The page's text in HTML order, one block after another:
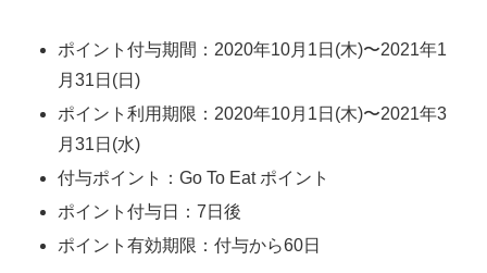
ポイント付与期間：2020年10月1日(木)〜2021年1
月31日(日)
ポイント利用期限：2020年10月1日(木)〜2021年3
月31日(水)
付与ポイント：Go To Eat ポイント
ポイント付与日：7日後
ポイント有効期限：付与から60日